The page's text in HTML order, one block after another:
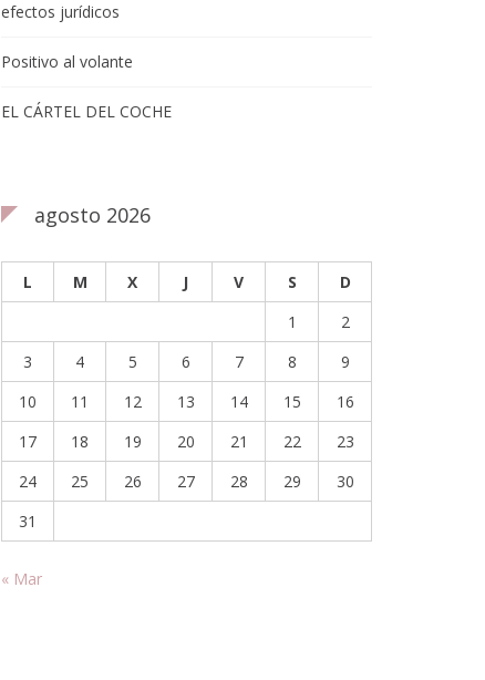
efectos jurídicos
Positivo al volante
EL CÁRTEL DEL COCHE
agosto 2026
L M X J V S
D
1
2
3
4 5 6 7 8
9
10
11 12 13 14 15
16
17
18 19 20 21 22
23
24
25 26 27 28 29
30
31
« Mar